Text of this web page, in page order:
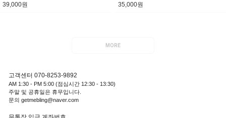
39,000원 35,000원
MORE
고객센터 070-8253-9892
AM 1:30 - PM 5:00 (점심시간 12:30 - 13:30)
주말 및 공휴일은 휴무입니다.
문의 getmebling@naver.com